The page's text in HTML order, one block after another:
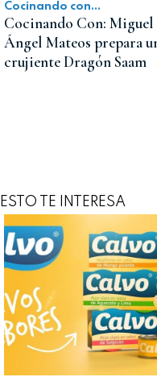
Cocinando con...
Cocinando Con: Miguel
Ángel Mateos prepara
crujiente Dragón Saam
ESTO TE INTERESA